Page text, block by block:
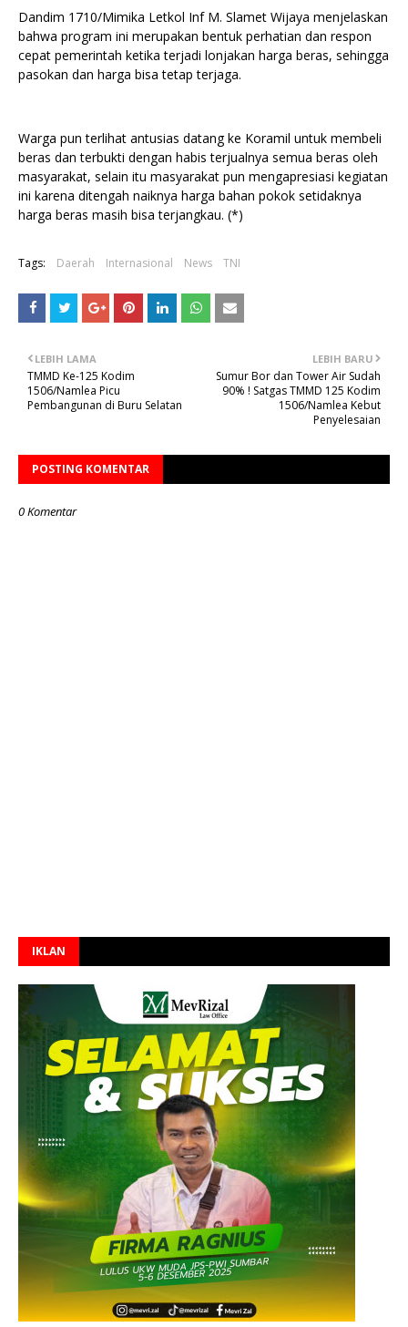
Dandim 1710/Mimika Letkol Inf M. Slamet Wijaya menjelaskan
bahwa program ini merupakan bentuk perhatian dan respon
cepat pemerintah ketika terjadi lonjakan harga beras, sehingga
pasokan dan harga bisa tetap terjaga.
Warga pun terlihat antusias datang ke Koramil untuk membeli
beras dan terbukti dengan habis terjualnya semua beras oleh
masyarakat, selain itu masyarakat pun mengapresiasi kegiatan
ini karena ditengah naiknya harga bahan pokok setidaknya
harga beras masih bisa terjangkau. (*)
Tags: Daerah Internasional News TNI
LEBIH BARU
Sumur Bor dan Tower Air Sudah
90% ! Satgas TMMD 125 Kodim
1506/Namlea Kebut
Penyelesaian
LEBIH LAMA
TMMD Ke-125 Kodim
1506/Namlea Picu
Pembangunan di Buru Selatan
POSTING KOMENTAR
0 Komentar
IKLAN